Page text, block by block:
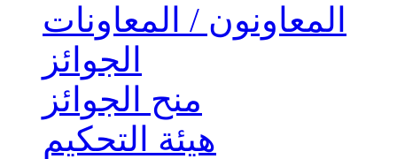
المعاونون / المعاونات
الجوائز
منح الجوائز
هيئة التحكيم